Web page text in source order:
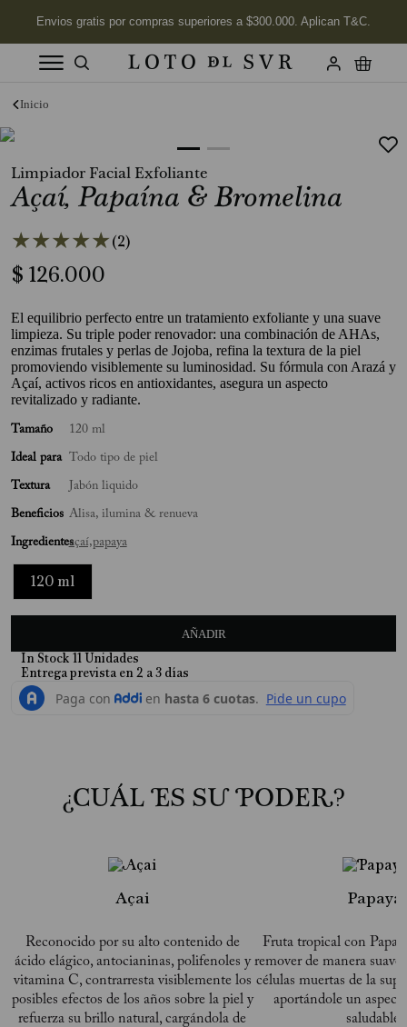
Limpiador Facial Exfoliante
Açaí, Papaína & Bromelina
★★★★★ (2)
$ 126.000
El equilibrio perfecto entre un tratamiento exfoliante y una suave
limpieza. Su triple poder renovador: una combinación de AHAs,
enzimas frutales y perlas de Jojoba, refina la textura de la piel
promoviendo visiblemente su luminosidad. Su fórmula con Arazá y
Açaí, activos ricos en antioxidantes, asegura un aspecto
revitalizado y radiante.
Tamaño 120 ml
Ideal para Todo tipo de piel
Textura Jabón liquido
Beneficios Alisa, ilumina & renueva
Ingredientesaçaí,papaya
120 ml
AÑADIR
In Stock 11Unidades
¿CUÁL ES SU PODER?
Açai
Reconocido por su alto contenido de
ácido elágico, antocianinas, polifenoles y
vitamina C, contrarresta visiblemente los
posibles efectos de los años sobre la piel y
refuerza su brillo natural, cargándola de
Papaya
Fruta tropical con
remover de manera suave
células muertas de la
aportándole un
saludable.
Términos más buscados
2. Labios
3. Jabon
4. Velas
5 Aceite
7. Jabón Cuerpo
8. Desodorante
9. Mimosa
10. Jabon Liquido